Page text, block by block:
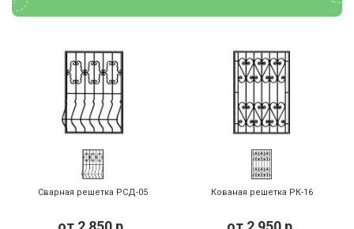
Сварная решетка РСД-05 Кованая решетка РК-16